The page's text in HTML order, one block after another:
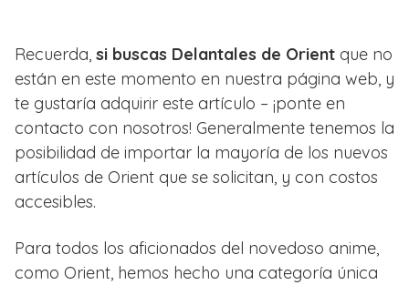
Recuerda, si buscas Delantales de Orient que no
están en este momento en nuestra página web, y
te gustaría adquirir este artículo – ¡ponte en
contacto con nosotros! Generalmente tenemos la
posibilidad de importar la mayoría de los nuevos
artículos de Orient que se solicitan, y con costos
accesibles.
Para todos los aficionados del novedoso anime,
como Orient, hemos hecho una categoría única